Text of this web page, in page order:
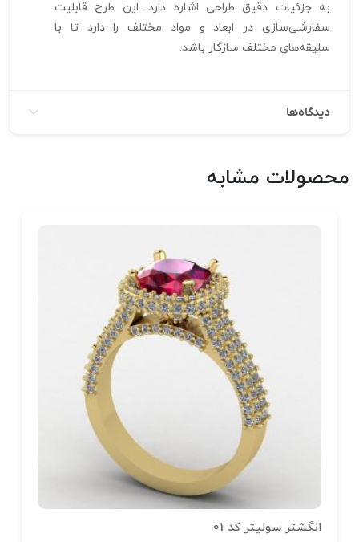
به جزئیات دقیق طراحی اشاره دارد. این طرح قابلیت
سفارشی‌سازی در ابعاد و مواد مختلف را دارد تا با
سلیقه‌های مختلف سازگار باشد.
دیدگاه‌ها
محصولات مشابه
انگشتر سولیتر کد 01